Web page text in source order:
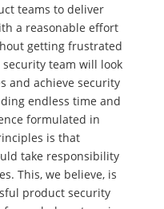
teams to deliver
a reasonable effort
getting frustrated
security team will look
and achieve security
endless time and
formulated in
is that
take responsibility
This, we believe, is
product security